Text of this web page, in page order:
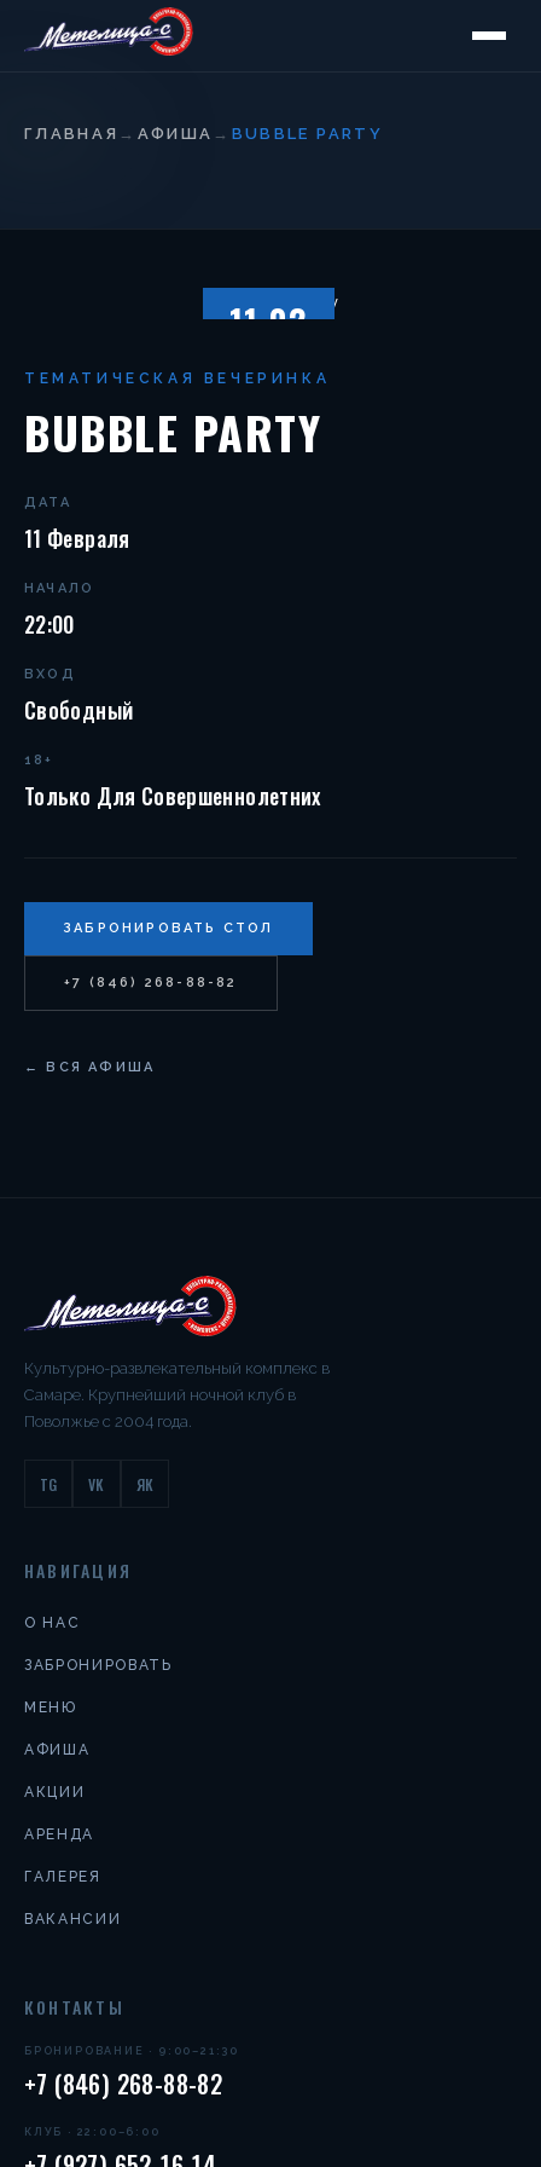
ГЛАВНАЯ → АФИША → BUBBLE PARTY
11.02
ТЕМАТИЧЕСКАЯ ВЕЧЕРИНКА
BUBBLE PARTY
ДАТА
11 Февраля
НАЧАЛО
22:00
ВХОД
Свободный
18+
Только Для Совершеннолетних
ЗАБРОНИРОВАТЬ СТОЛ
+7 (846) 268-88-82
← ВСЯ АФИША
Культурно-развлекательный комплекс в
Самаре. Крупнейший ночной клуб в
Поволжье с 2004 года.
TG VK ЯК
НАВИГАЦИЯ
О НАС
ЗАБРОНИРОВАТЬ
МЕНЮ
АФИША
АКЦИИ
АРЕНДА
ГАЛЕРЕЯ
ВАКАНСИИ
КОНТАКТЫ
БРОНИРОВАНИЕ · 9:00–21:30
+7 (846) 268-88-82
КЛУБ · 22:00–6:00